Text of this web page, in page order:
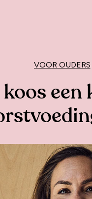
VOOR OUDERS
een